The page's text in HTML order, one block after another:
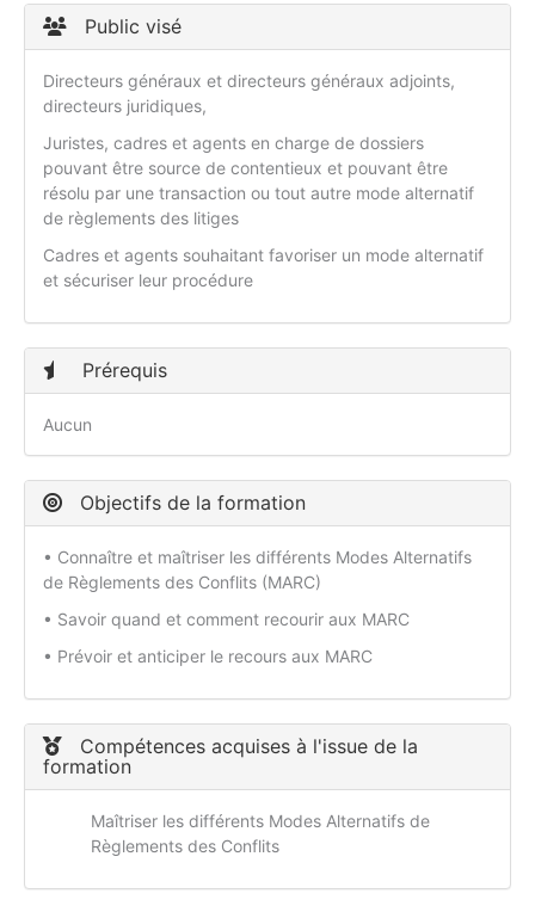
Public visé
Directeurs généraux et directeurs généraux adjoints,
directeurs juridiques,
Juristes, cadres et agents en charge de dossiers
pouvant être source de contentieux et pouvant être
résolu par une transaction ou tout autre mode alternatif
de règlements des litiges
Cadres et agents souhaitant favoriser un mode alternatif
et sécuriser leur procédure
Prérequis
Aucun
Objectifs de la formation
• Connaître et maîtriser les différents Modes Alternatifs
de Règlements des Conflits (MARC)
• Savoir quand et comment recourir aux MARC
• Prévoir et anticiper le recours aux MARC
Compétences acquises à l'issue de la
formation
Maîtriser les différents Modes Alternatifs de
Règlements des Conflits